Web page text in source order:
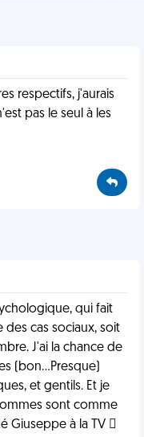
respectifs, j'aurais
pas le seul à les
qui fait
cas sociaux, soit
J'ai la chance de
(bon...Presque)
et gentils. Et je
sont comme
Giuseppe à la TV 